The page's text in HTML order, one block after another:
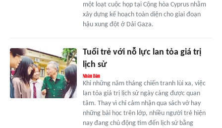
một loạt cuộc họp tại Cộng hòa Cyprus nhằm
xây dựng kế hoạch toàn diện cho giai đoạn
hậu xung đột ở Dải Gaza.
Tuổi trẻ với nỗ lực lan tỏa giá trị
lịch sử
Khi những năm tháng chiến tranh lùi xa, việc
lan tỏa giá trị lịch sử ngày càng được quan
tâm. Thay vì chỉ cảm nhận qua sách vở hay
những bài học trên lớp, nhiều người trẻ hiện
nay đang chủ động tìm đến lịch sử bằng